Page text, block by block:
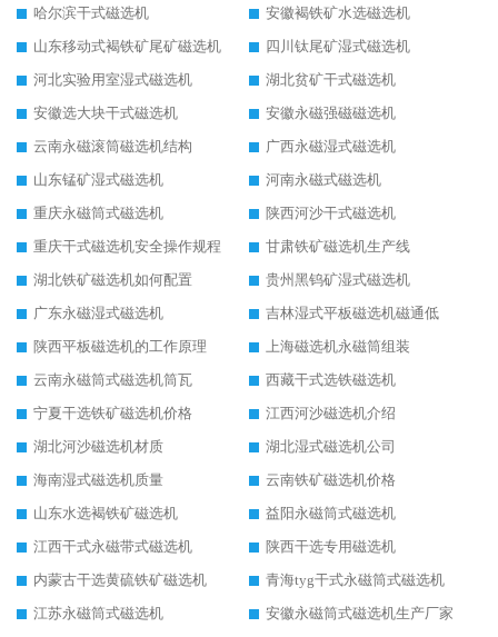
哈尔滨干式磁选机
安徽褐铁矿水选磁选机
山东移动式褐铁矿尾矿磁选机
四川钛尾矿湿式磁选机
河北实验用室湿式磁选机
湖北贫矿干式磁选机
安徽选大块干式磁选机
安徽永磁强磁磁选机
云南永磁滚筒磁选机结构
广西永磁湿式磁选机
山东锰矿湿式磁选机
河南永磁式磁选机
重庆永磁筒式磁选机
陕西河沙干式磁选机
重庆干式磁选机安全操作规程
甘肃铁矿磁选机生产线
湖北铁矿磁选机如何配置
贵州黑钨矿湿式磁选机
广东永磁湿式磁选机
吉林湿式平板磁选机磁通低
陕西平板磁选机的工作原理
上海磁选机永磁筒组装
云南永磁筒式磁选机筒瓦
西藏干式选铁磁选机
宁夏干选铁矿磁选机价格
江西河沙磁选机介绍
湖北河沙磁选机材质
湖北湿式磁选机公司
海南湿式磁选机质量
云南铁矿磁选机价格
山东水选褐铁矿磁选机
益阳永磁筒式磁选机
江西干式永磁带式磁选机
陕西干选专用磁选机
内蒙古干选黄硫铁矿磁选机
青海tyg干式永磁筒式磁选机
江苏永磁筒式磁选机
安徽永磁筒式磁选机生产厂家